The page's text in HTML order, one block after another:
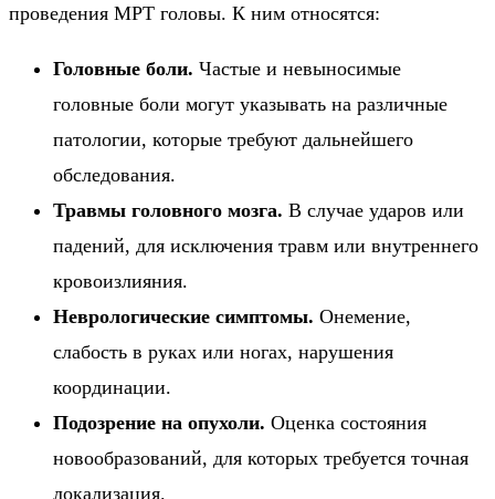
проведения МРТ головы. К ним относятся:
Головные боли. Частые и невыносимые
головные боли могут указывать на различные
патологии, которые требуют дальнейшего
обследования.
Травмы головного мозга. В случае ударов или
падений, для исключения травм или внутреннего
кровоизлияния.
Неврологические симптомы. Онемение,
слабость в руках или ногах, нарушения
координации.
Подозрение на опухоли. Оценка состояния
новообразований, для которых требуется точная
локализация.